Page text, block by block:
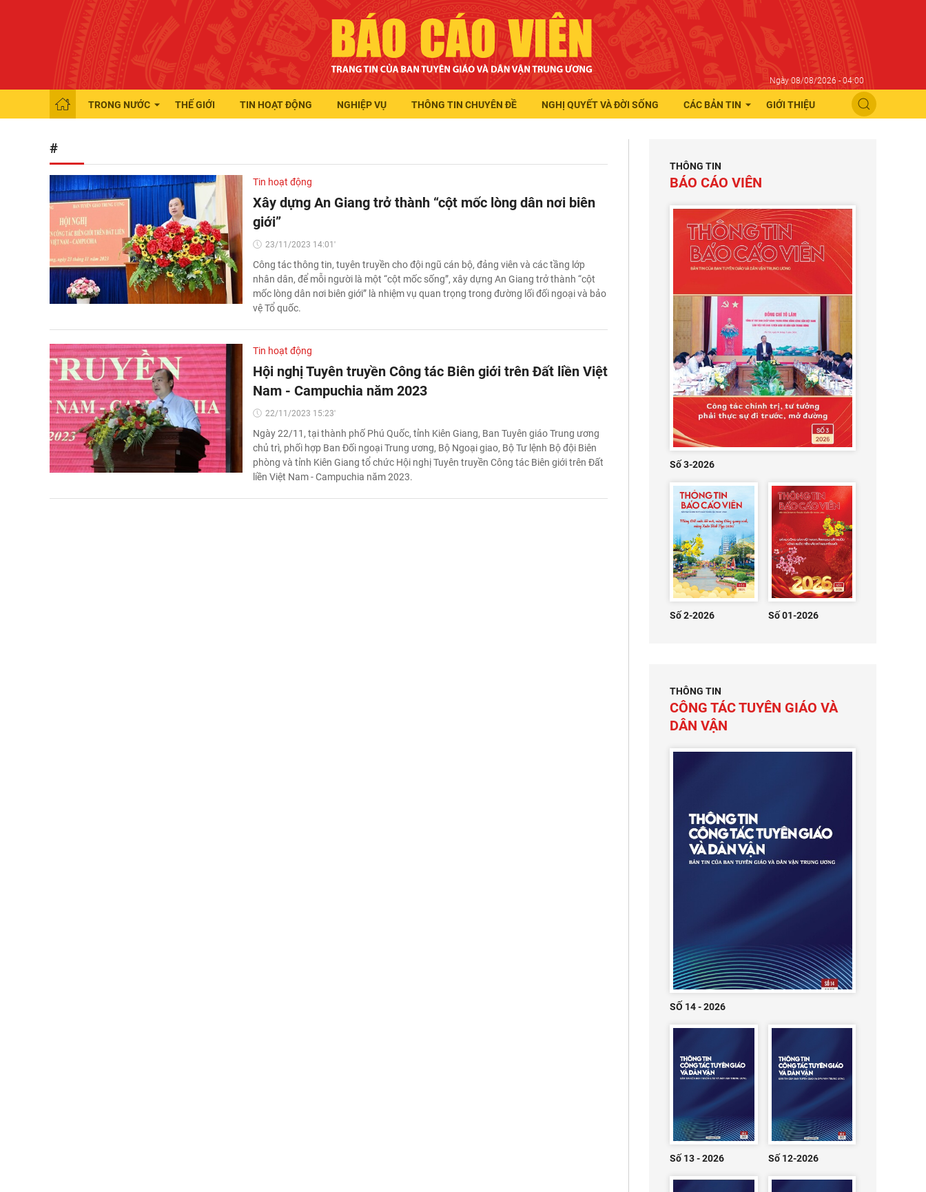
Ngày 08/08/2026 - 04:00
TRONG NƯỚC THẾ GIỚI TIN HOẠT ĐỘNG NGHIỆP VỤ THÔNG TIN CHUYÊN ĐỀ NGHỊ QUYẾT VÀ ĐỜI SỐNG CÁC BẢN TIN GIỚI THIỆU
#
Tin hoạt động
Xây dựng An Giang trở thành “cột mốc lòng dân nơi biên
giới”
23/11/2023 14:01'
Công tác thông tin, tuyên truyền cho đội ngũ cán bộ, đảng viên và các tầng lớp
nhân dân, để mỗi người là một “cột mốc sống”, xây dựng An Giang trở thành “cột
mốc lòng dân nơi biên giới” là nhiệm vụ quan trọng trong đường lối đối ngoại và bảo
vệ Tổ quốc.
Tin hoạt động
Hội nghị Tuyên truyền Công tác Biên giới trên Đất liền Việt
Nam - Campuchia năm 2023
22/11/2023 15:23'
Ngày 22/11, tại thành phố Phú Quốc, tỉnh Kiên Giang, Ban Tuyên giáo Trung ương
chủ trì, phối hợp Ban Đối ngoại Trung ương, Bộ Ngoại giao, Bộ Tư lệnh Bộ đội Biên
phòng và tỉnh Kiên Giang tổ chức Hội nghị Tuyên truyền Công tác Biên giới trên Đất
liền Việt Nam - Campuchia năm 2023.
THÔNG TIN
BÁO CÁO VIÊN
Số 3-2026
Số 2-2026 Số 01-2026
THÔNG TIN
CÔNG TÁC TUYÊN GIÁO VÀ
DÂN VẬN
SỐ 14 - 2026
Số 13 - 2026 Số 12-2026